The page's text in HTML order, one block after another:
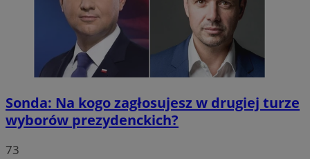
Sonda: Na kogo zagłosujesz w drugiej turze
wyborów prezydenckich?
73